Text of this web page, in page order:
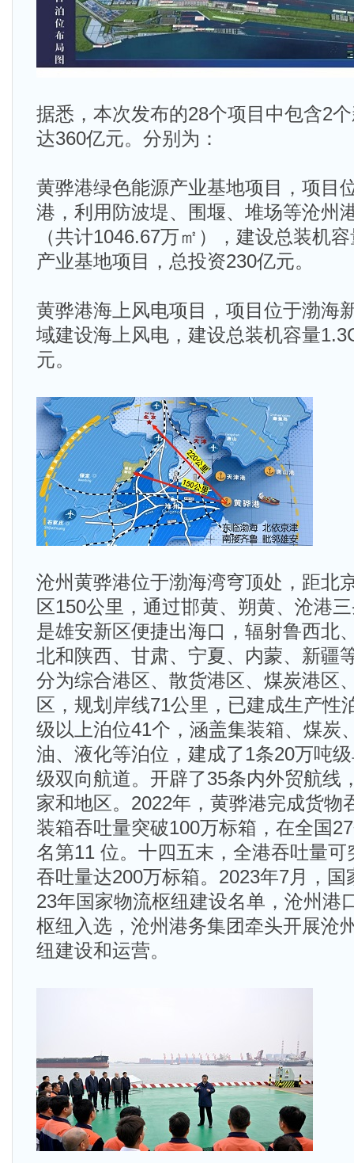
据悉，本次发布的28个项目中包含2
达360亿元。分别为：
黄骅港绿色能源产业基地项目，项目
港，利用防波堤、围堰、堆场等沧州
（共计1046.67万㎡），建设总装机
产业基地项目，总投资230亿元。
黄骅港海上风电项目，项目位于渤海
域建设海上风电，建设总装机容量
元。
沧州黄骅港位于渤海湾穹顶处，距北
区150公里，通过邯黄、朔黄、沧港
是雄安新区便捷出海口，辐射鲁西北
北和陕西、甘肃、宁夏、内蒙、新疆
分为综合港区、散货港区、煤炭港区
区，规划岸线71公里，已建成生产性
级以上泊位41个，涵盖集装箱、煤炭
油、液化等泊位，建成了1条20万吨
级双向航道。开辟了35条内外贸航线
家和地区。2022年，黄骅港完成货物
装箱吞吐量突破100万标箱，在全国
名第11 位。十四五末，全港吞吐量
吞吐量达200万标箱。2023年7月，
23年国家物流枢纽建设名单，沧州港
枢纽入选，沧州港务集团牵头开展沧
纽建设和运营。